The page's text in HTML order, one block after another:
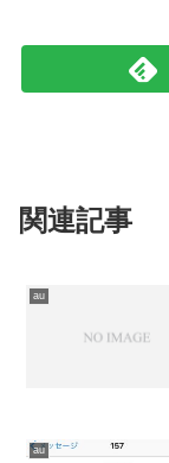
関連記事
au
au